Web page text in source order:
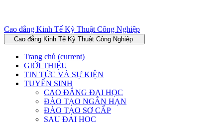
Cao đẳng Kinh Tế Kỹ Thuật Công Nghiệp
Cao đẳng Kinh Tế Kỹ Thuật Công Nghiệp
Trang chủ (current)
GIỚI THIỆU
TIN TỨC VÀ SỰ KIỆN
TUYỂN SINH
CAO ĐẲNG ĐẠI HỌC
ĐÀO TẠO NGẮN HẠN
ĐÀO TẠO SƠ CẤP
SAU ĐẠI HỌC